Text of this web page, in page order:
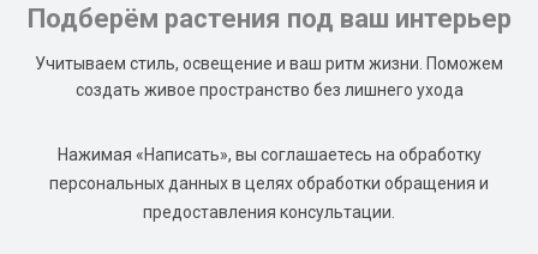
Подберём растения под ваш интерьер
Учитываем стиль, освещение и ваш ритм жизни. Поможем
создать живое пространство без лишнего ухода
Нажимая «Написать», вы соглашаетесь на обработку
персональных данных в целях обработки обращения и
предоставления консультации.